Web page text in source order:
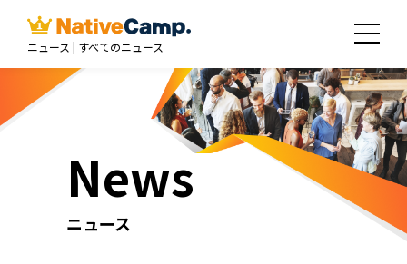
ニュース | すべてのニュース
News
ニュース